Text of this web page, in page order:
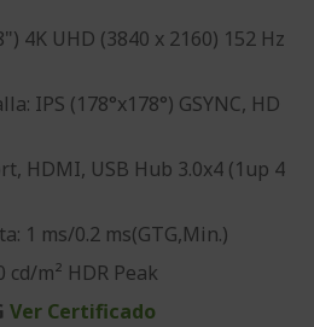
4K UHD (3840 x 2160) 152 Hz
IPS (178°x178°) GSYNC, HD
HDMI, USB Hub 3.0x4 (1up 4
1 ms/0.2 ms(GTG,Min.)
cd/m² HDR Peak
Ver Certificado